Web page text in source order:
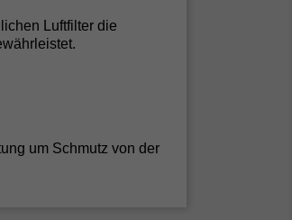
Luftfilter die
um Schmutz von der